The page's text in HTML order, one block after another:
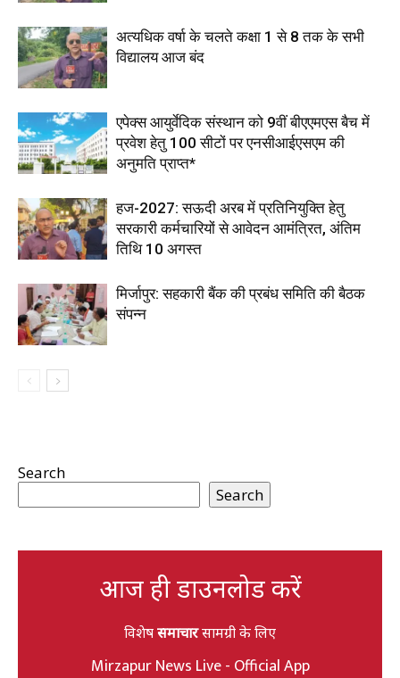
अत्यधिक वर्षा के चलते कक्षा 1 से 8 तक के सभी
विद्यालय आज बंद
एपेक्स आयुर्वेदिक संस्थान को 9वीं बीएएमएस बैच में
प्रवेश हेतु 100 सीटों पर एनसीआईएसएम की
अनुमति प्राप्त*
हज-2027: सऊदी अरब में प्रतिनियुक्ति हेतु
सरकारी कर्मचारियों से आवेदन आमंत्रित, अंतिम
तिथि 10 अगस्त
मिर्जापुर: सहकारी बैंक की प्रबंध समिति की बैठक
संपन्न
Search
Search
आज ही डाउनलोड करें
विशेषसमाचारसामग्री के लिए
Mirzapur News Live - Official App